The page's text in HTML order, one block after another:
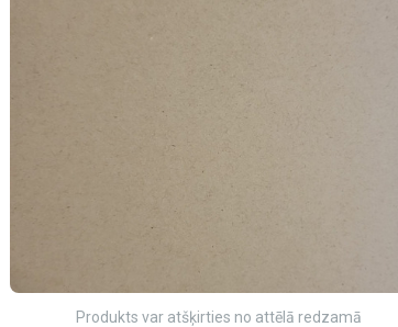
Produkts var atšķirties no attēlā redzamā